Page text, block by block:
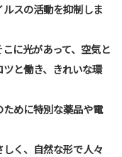
スの活動を抑制しま
に光があって、空気と
と働き、きれいな環
めに特別な薬品や電
く、自然な形で人々